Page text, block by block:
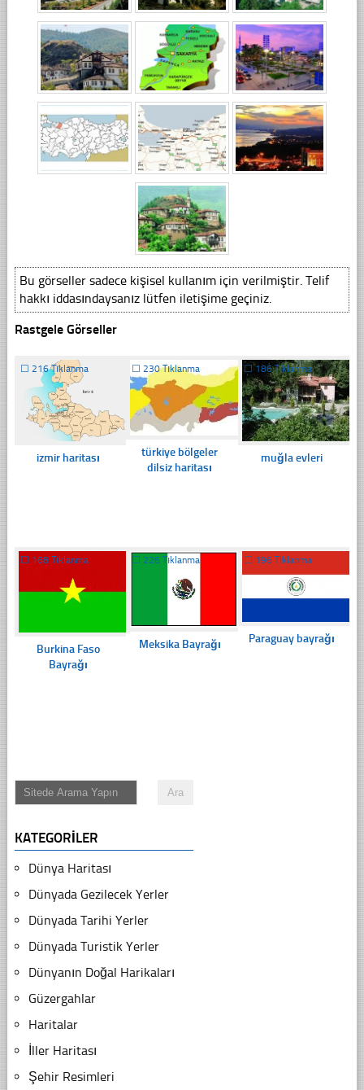
Bu görseller sadece kişisel kullanım için verilmiştir. Telif
hakkı iddasındaysanız lütfen iletişime geçiniz.
Rastgele Görseller
☐ 216 Tıklanma
izmir haritası
☐230 Tıklanma
türkiye bölgeler
dilsiz haritası
☐186 Tıklanma
muğla evleri
☐ 168 Tıklanma
Burkina Faso
Bayrağı
☐ 226 Tıklanma
Meksika Bayrağı
☐ 196 Tıklanma
Paraguay bayrağı
KATEGORILER
Dünya Haritası
Dünyada Gezilecek Yerler
Dünyada Tarihi Yerler
Dünyada Turistik Yerler
Dünyanın Doğal Harikaları
Güzergahlar
Haritalar
İller Haritası
Şehir Resimleri